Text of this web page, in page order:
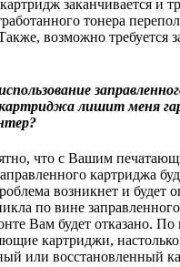
заканчивается и
тонера
возможно требуется
картриджа лишит меня
что с Вашим
картриджа
возникнет и будет
по вине
Вам будет отказано. По
картриджи,
или восстановленный